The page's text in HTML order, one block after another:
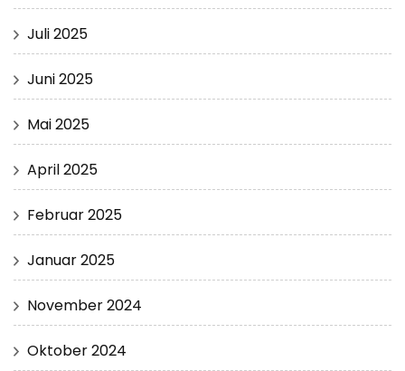
Juli 2025
Juni 2025
Mai 2025
April 2025
Februar 2025
Januar 2025
November 2024
Oktober 2024